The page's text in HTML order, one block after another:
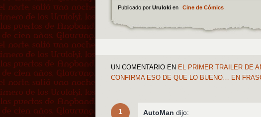
Publicado por Uruloki en Cine de Cómics.
UN COMENTARIO EN EL PRIMER TRAILER DE
CONFIRMA ESO DE QUE LO BUENO… EN
1 AutoMan dijo: